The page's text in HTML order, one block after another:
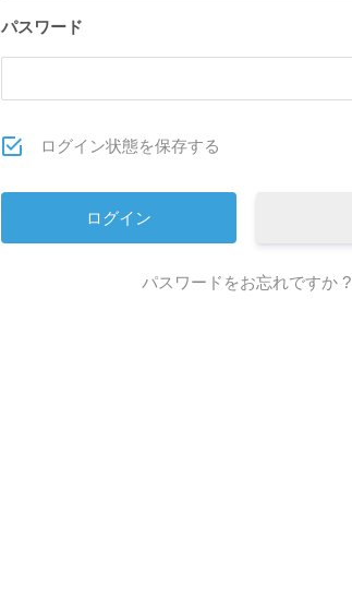
パスワード
ログイン状態を保存する
パスワードをお忘れですか ?